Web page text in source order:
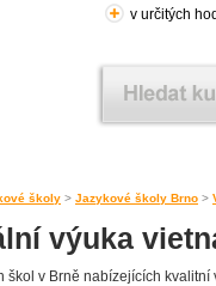
v určitých
školy > Jazykové školy Brno >
výuka
škol v Brně nabízejících